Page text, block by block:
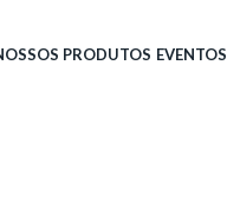
PRODUTOS EVENTOS